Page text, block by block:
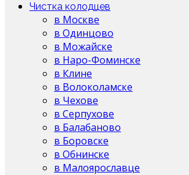
Чистка колодцев
в Москве
в Одинцово
в Можайске
в Наро-Фоминске
в Клине
в Волоколамске
в Чехове
в Серпухове
в Балабаново
в Боровске
в Обнинске
в Малоярославце